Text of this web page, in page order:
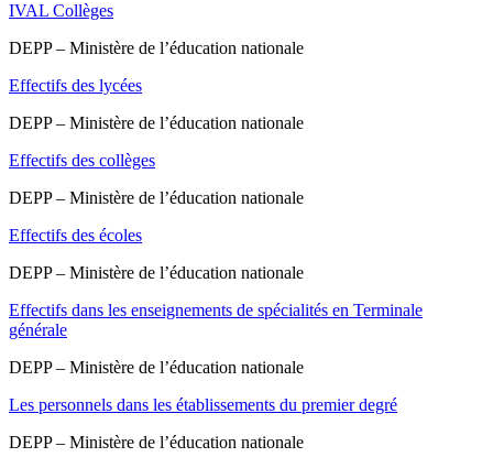
IVAL Collèges
DEPP – Ministère de l’éducation nationale
Effectifs des lycées
DEPP – Ministère de l’éducation nationale
Effectifs des collèges
DEPP – Ministère de l’éducation nationale
Effectifs des écoles
DEPP – Ministère de l’éducation nationale
Effectifs dans les enseignements de spécialités en Terminale
générale
DEPP – Ministère de l’éducation nationale
Les personnels dans les établissements du premier degré
DEPP – Ministère de l’éducation nationale